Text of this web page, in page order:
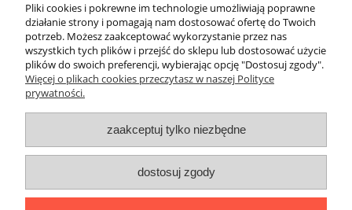
Informacje i pomoc
Moje konto
O nas
Pliki cookies i pokrewne im technologie umożliwiają poprawne
działanie strony i pomagają nam dostosować ofertę do Twoich
potrzeb. Możesz zaakceptować wykorzystanie przez nas
wszystkich tych plików i przejść do sklepu lub dostosować użycie
plików do swoich preferencji, wybierając opcję "Dostosuj zgody".
Więcej o plikach cookies przeczytasz w naszej Polityce
prywatności.
zaakceptuj tylko niezbędne
dostosuj zgody